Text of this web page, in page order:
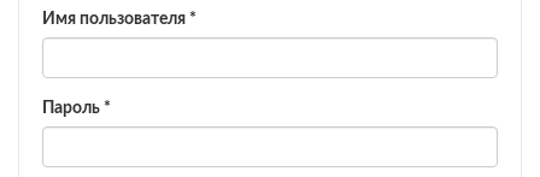
«Мяч»
Имя пользователя *
Пароль *